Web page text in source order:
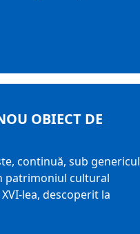
OBIECT DE
continuă, sub genericul
patrimoniul cultural
lea, descoperit la